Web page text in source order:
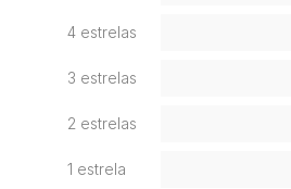
4 estrelas
3 estrelas
2 estrelas
1 estrela